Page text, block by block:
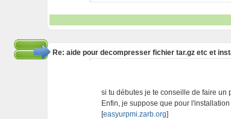
Re: aide pour decompresser fichier tar.gz etc et
si tu débutes je te conseille de faire un
Enfin, je suppose que pour
[easyurpmi.zarb.org]